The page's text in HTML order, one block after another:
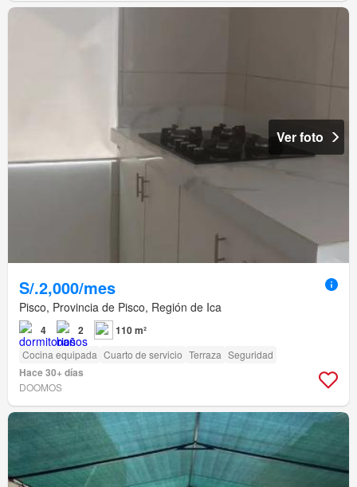
Ver foto
S/.2,000/mes
Pisco, Provincia de Pisco, Región de Ica
4 2 110 m²
Cocina equipada Cuarto de servicio Terraza Seguridad
Hace 30+ días
DOOMOS